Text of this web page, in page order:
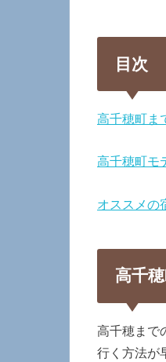
目次
高千穂町ま
高千穂町モ
オススメの
高千
高千穂まで
行く方法が